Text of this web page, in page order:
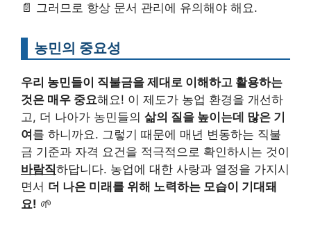
📄 그러므로 항상 문서 관리에 유의해야 해요.
농민의 중요성
우리 농민들이 직불금을 제대로 이해하고 활용하는
것은 매우 중요해요! 이 제도가 농업 환경을 개선하
고, 더 나아가 농민들의 삶의 질을 높이는데 많은 기
여 를 하니까요. 그렇기 때문에 매년 변동하는 직불
금 기준과 자격 요건을 적극적으로 확인하시는 것이
바람직하답니다. 농업에 대한 사랑과 열정을 가지시
면서 더 나은 미래를 위해 노력하는 모습이 기대돼
요! 🌱